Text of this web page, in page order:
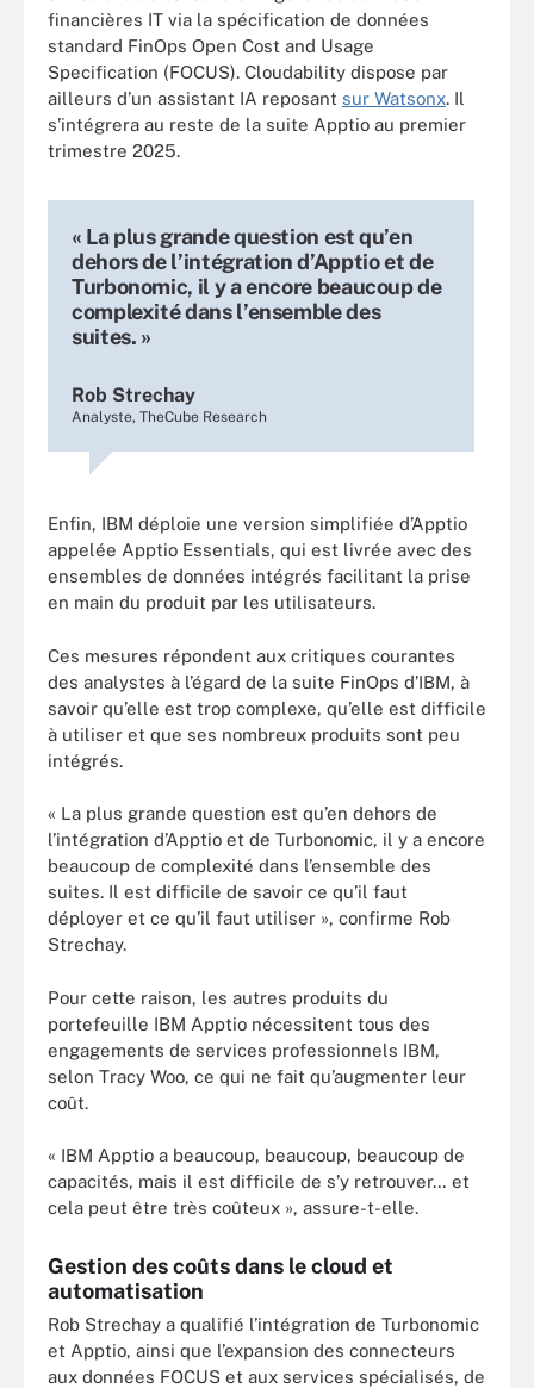
financières IT via la spécification de données
standard FinOps Open Cost and Usage
Specification (FOCUS). Cloudability dispose par
ailleurs d’un assistant IA reposant sur Watsonx. Il
s’intégrera au reste de la suite Apptio au premier
trimestre 2025.
« La plus grande question est qu’en
dehors de l’intégration d’Apptio et de
Turbonomic, il y a encore beaucoup de
complexité dans l’ensemble des
suites. »
Rob Strechay
Analyste, TheCube Research
Enfin, IBM déploie une version simplifiée d’Apptio
appelée Apptio Essentials, qui est livrée avec des
ensembles de données intégrés facilitant la prise
en main du produit par les utilisateurs.
Ces mesures répondent aux critiques courantes
des analystes à l’égard de la suite FinOps d’IBM, à
savoir qu’elle est trop complexe, qu’elle est difficile
à utiliser et que ses nombreux produits sont peu
intégrés.
« La plus grande question est qu’en dehors de
l’intégration d’Apptio et de Turbonomic, il y a encore
beaucoup de complexité dans l’ensemble des
suites. Il est difficile de savoir ce qu’il faut
déployer et ce qu’il faut utiliser », confirme Rob
Strechay.
Pour cette raison, les autres produits du
portefeuille IBM Apptio nécessitent tous des
engagements de services professionnels IBM,
selon Tracy Woo, ce qui ne fait qu’augmenter leur
coût.
« IBM Apptio a beaucoup, beaucoup, beaucoup de
capacités, mais il est difficile de s’y retrouver… et
cela peut être très coûteux », assure-t-elle.
Gestion des coûts dans le cloud et
automatisation
Rob Strechay a qualifié l’intégration de Turbonomic
et Apptio, ainsi que l’expansion des connecteurs
aux données FOCUS et aux services spécialisés, de